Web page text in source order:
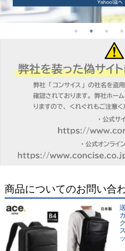
商品についてのお問い合